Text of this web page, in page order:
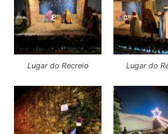
Lugar do Recreio Lugar do